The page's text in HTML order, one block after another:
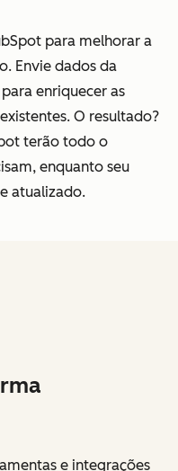
para melhorar a
Envie dados da
enriquecer as
O resultado?
terão todo o
enquanto seu
atualizado.
e integrações